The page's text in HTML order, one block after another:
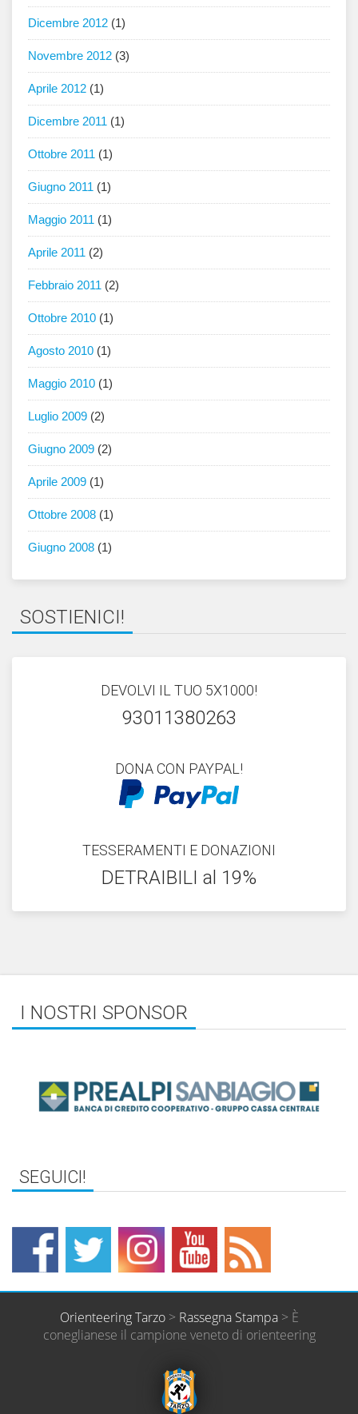
Dicembre 2012 (1)
Novembre 2012 (3)
Aprile 2012 (1)
Dicembre 2011 (1)
Ottobre 2011 (1)
Giugno 2011 (1)
Maggio 2011 (1)
Aprile 2011 (2)
Febbraio 2011 (2)
Ottobre 2010 (1)
Agosto 2010 (1)
Maggio 2010 (1)
Luglio 2009 (2)
Giugno 2009 (2)
Aprile 2009 (1)
Ottobre 2008 (1)
Giugno 2008 (1)
SOSTIENICI!
DEVOLVI IL TUO 5X1000!
93011380263
DONA CON PAYPAL!
TESSERAMENTI E DONAZIONI
DETRAIBILI al 19%
I NOSTRI SPONSOR
Orienteering Tarzo> Rassegna Stampa> È
coneglianese il campione veneto di orienteering